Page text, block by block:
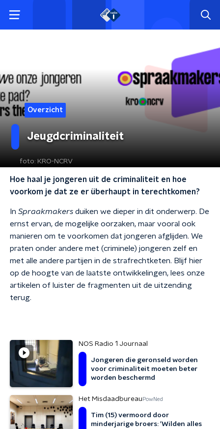
Overzicht
Jeugdcriminaliteit
foto: KRO-NCRV
Hoe haal je jongeren uit de criminaliteit en hoe
voorkom je dat ze er überhaupt in terechtkomen?
In Spraakmakers duiken we dieper in dit onderwerp. De
ernst ervan, de mogelijke oorzaken, maar vooral ook
manieren om te voorkomen dat jongeren afglijden. We
praten onder andere met (criminele) jongeren zelf en
met alle andere partijen in de strafrechtketen. Blijf hier
op de hoogte van de laatste ontwikkelingen, lees onze
artikelen of luister de fragmenten uit de uitzending
terug.
NOS Radio 1 Journaal
Jongeren die geronseld worden
voor criminaliteit moeten beter
worden beschermd
Het Misdaadbureau PowNed
Tim (15) vermoord door
minderjarige broers: 'Wilden alles